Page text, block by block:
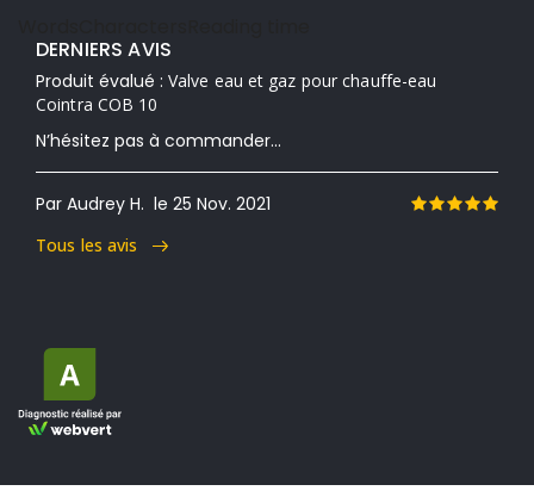
DERNIERS AVIS
Produit évalué : Valve eau et gaz pour chauffe-eau
Cointra COB 10
N’hésitez pas à commander...
Par Audrey H. le 25 Nov. 2021
Tous les avis